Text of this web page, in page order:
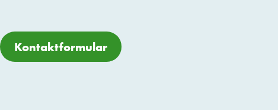
Kontaktformular